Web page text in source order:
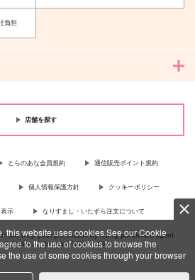
this website uses cookies.See our Cookie
to the use of cookies to browse the
the use of some cookies through your browser
負担
店舗を探す
とらのあな会員規約 通信販売ポイント規約
個人情報保護方針 クッキーポリシー
示 なりすまし・いたずら注文について
can ship your purchases by using purchases agent
{more…} for more information …more